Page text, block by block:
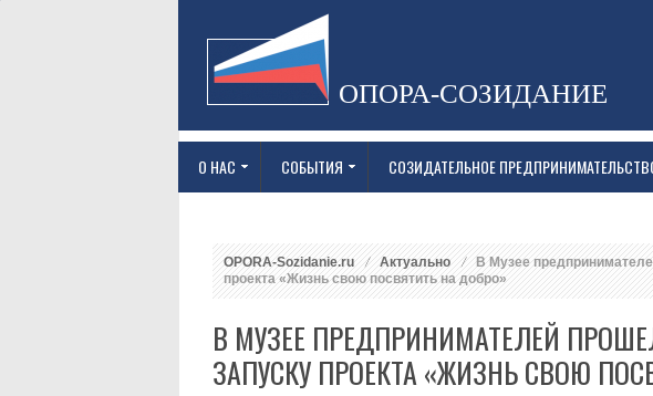
ОПОРА-СОЗИДАНИЕ
О НАС СОБЫТИЯ СОЗИДАТЕЛЬНОЕ
OPORA-Sozidanie.ru Актуально
В Музее
проекта «Жизнь свою посвятить на добро»
В МУЗЕЕ ПРЕДПРИНИМАТЕЛЕЙ
ЗАПУСКУ ПРОЕКТА «ЖИЗНЬ СВОЮ